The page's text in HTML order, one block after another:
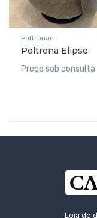
Poltronas
Poltrona Elipse
Preço sob consulta
Loja de